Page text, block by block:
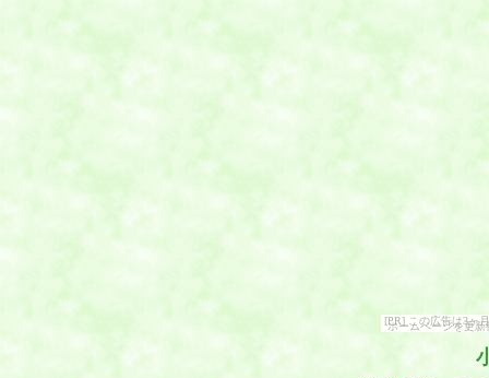
[PR] この広告は3ヶ
ホームページを更